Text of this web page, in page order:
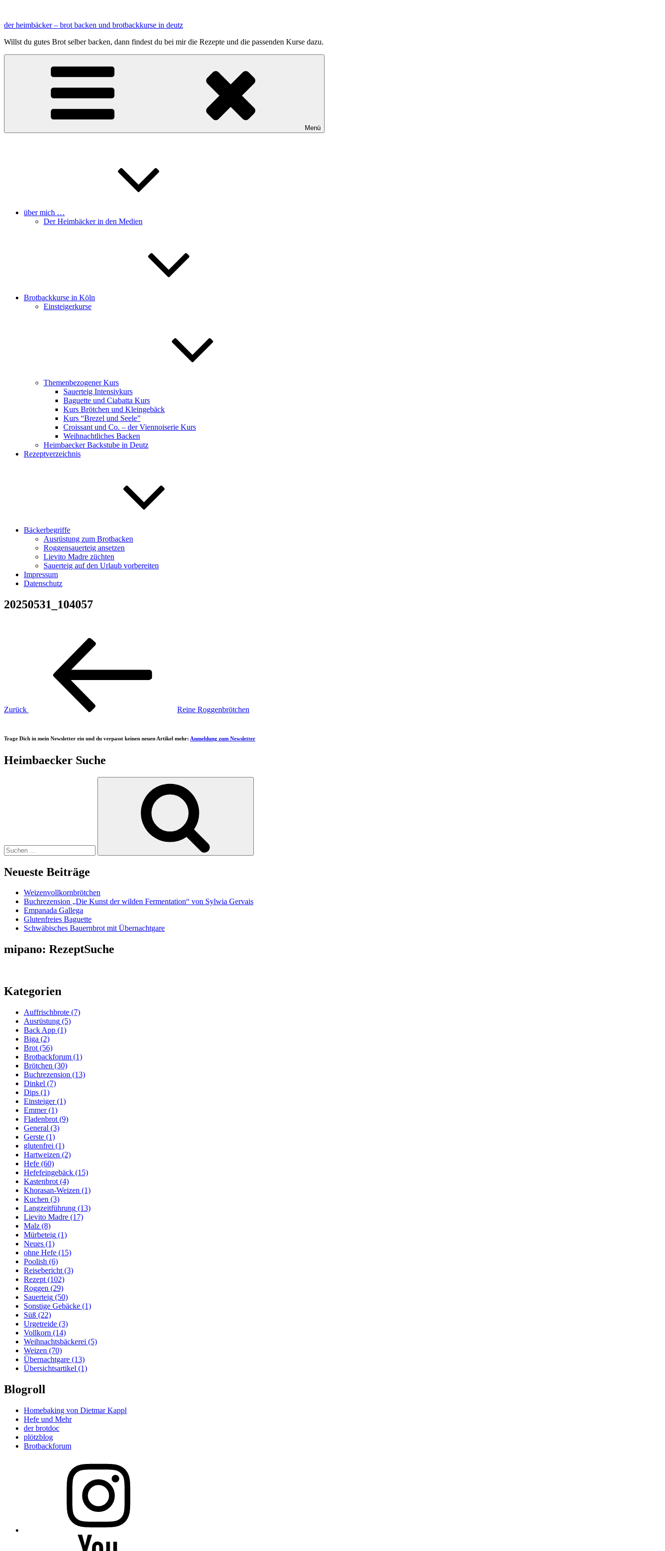
springen
der heimbäcker – brot backen und brotbackkurse in deutz
Willst du gutes Brot selber backen, dann findest du bei mir die Rezepte und die passenden Kurse dazu.
Menü
über mich …
Der Heimbäcker in den Medien
Brotbackkurse in Köln
Einsteigerkurse
Themenbezogener Kurs
Sauerteig Intensivkurs
Baguette und Ciabatta Kurs
Kurs Brötchen und Kleingebäck
Kurs “Brezel und Seele”
Croissant und Co. – der Viennoiserie Kurs
Weihnachtliches Backen
Heimbaecker Backstube in Deutz
Rezeptverzeichnis
Bäckerbegriffe
Ausrüstung zum Brotbacken
Roggensauerteig ansetzen
Lievito Madre züchten
Sauerteig auf den Urlaub vorbereiten
Impressum
Datenschutz
20250531_104057
Beitragsnavigation
Zurück Reine Roggenbrötchen
Trage Dich in mein Newsletter ein und du verpasst keinen neuen Artikel mehr: Anmeldung zum Newsletter
Heimbaecker Suche
Neueste Beiträge
Weizenvollkornbrötchen
Buchrezension „Die Kunst der wilden Fermentation“ von Sylwia Gervais
Empanada Gallega
Glutenfreies Baguette
Schwäbisches Bauernbrot mit Übernachtgare
mipano: RezeptSuche
Kategorien
Auffrischbrote (7)
Ausrüstung (5)
Back App (1)
Biga (2)
Brot (56)
Brotbackforum (1)
Brötchen (30)
Buchrezension (13)
Dinkel (7)
Dips (1)
Einsteiger(1)
Emmer(1)
Fladenbrot (9)
General (3)
Gerste (1)
glutenfrei (1)
Hartweizen (2)
Hefe (60)
Hefefeingebäck (15)
Kastenbrot (4)
Khorasan-Weizen (1)
Kuchen (3)
Langzeitführung (13)
Lievito Madre (17)
Malz (8)
Mürbeteig (1)
Neues (1)
ohne Hefe (15)
Poolish (6)
Reisebericht (3)
Rezept (102)
Roggen (29)
Sauerteig (50)
Sonstige Gebäcke (1)
Süß (22)
Urgetreide (3)
Vollkorn (14)
Weihnachtsbäckerei (5)
Weizen (70)
Übernachtgare (13)
Übersichtsartikel (1)
Blogroll
Homebaking von Dietmar Kappl
Hefe und Mehr
der brotdoc
plötzblog
Brotbackforum